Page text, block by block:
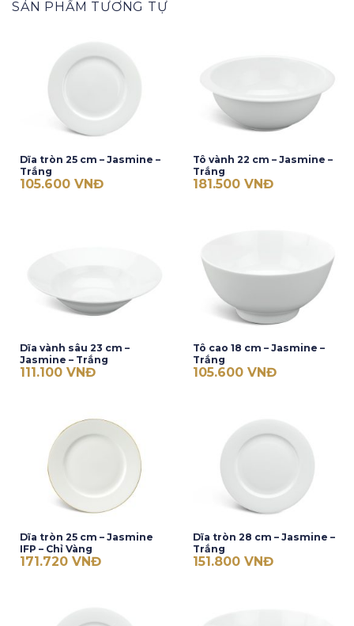
SẢN PHẨM TƯƠNG TỰ
Dĩa tròn 25 cm – Jasmine –
Trắng
105.600 VNĐ
Tô vành 22 cm – Jasmine –
Trắng
181.500 VNĐ
Dĩa vành sâu 23 cm –
Jasmine – Trắng
111.100 VNĐ
Tô cao 18 cm – Jasmine –
Trắng
105.600 VNĐ
Dĩa tròn 25 cm – Jasmine
IFP – Chỉ Vàng
171.720 VNĐ
Dĩa tròn 28 cm – Jasmine –
Trắng
151.800 VNĐ